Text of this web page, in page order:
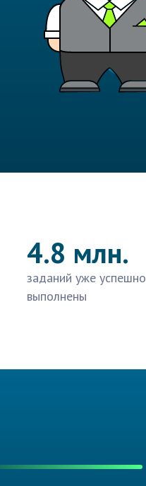
4.8 млн.
заданий уже успешно
выполнены